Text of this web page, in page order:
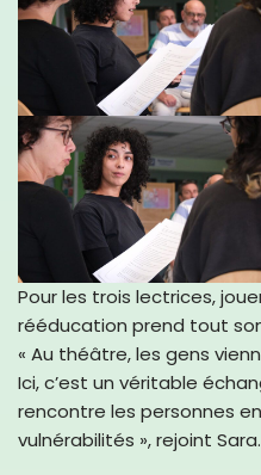
Pour les trois lectrices,
rééducation prend tout
« Au théâtre, les gens
Ici, c’est un véritable
rencontre les personnes
vulnérabilités », rejoint Sara.